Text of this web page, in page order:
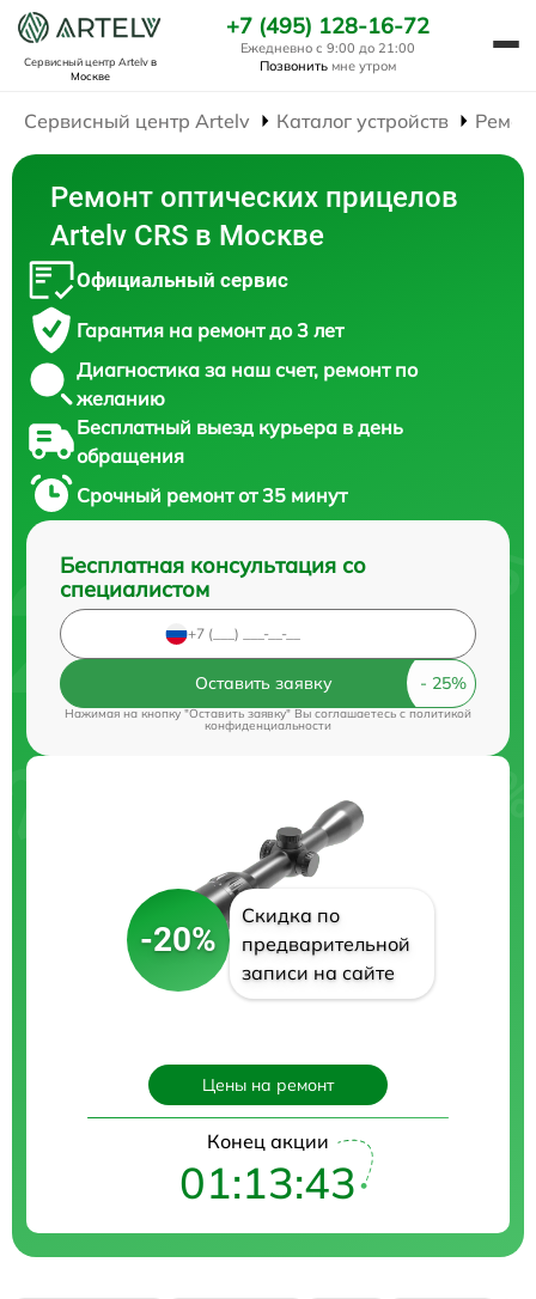
Сервисный центр Artelvв
Москве
+7 (495) 128-16-72
Ежедневно с 9:00 до 21:00
Позвонить мне утром
Сервисный центр Artelv Каталог устройств
Ремонт оптических прицелов
Artelv CRS в Москве
Официальный сервис
Гарантия на ремонт до 3 лет
Диагностика за наш счет, ремонт по
желанию
Бесплатный выезд курьера в день
обращения
Срочный ремонт от 35 минут
Бесплатная консультация со
специалистом
Оставить заявку
Нажимая на кнопку "Оставить заявку" Вы соглашаетесь cполитикой
конфиденциальности
-20%
Скидка по
предварительной
записи на сайте
Цены на ремонт
Конец акции
01:13:42